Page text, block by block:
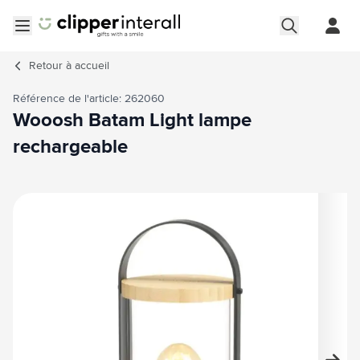
Retour à accueil
Référence de l'article: 262060
Wooosh Batam Light lampe
rechargeable